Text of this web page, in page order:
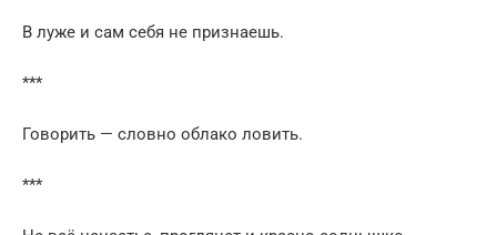
В луже и сам себя не признаешь.
***
Говорить — словно облако ловить.
***